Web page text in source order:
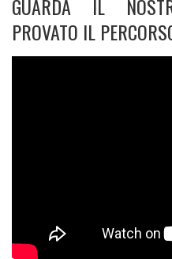
GUARDA IL
PROVATO IL